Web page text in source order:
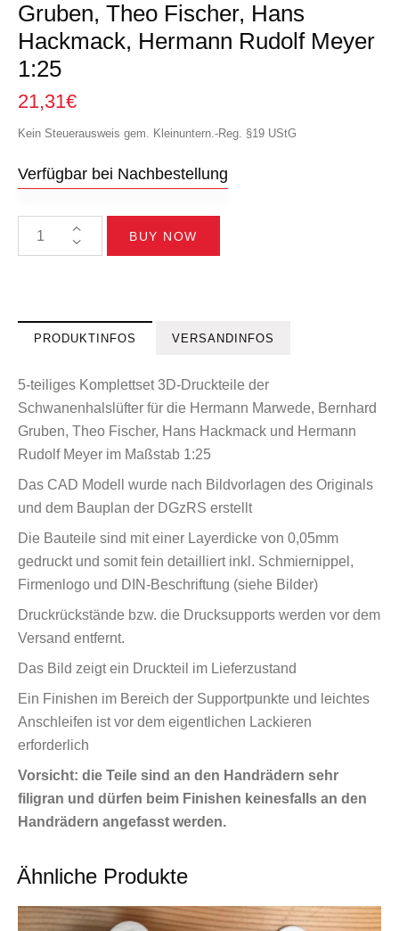
Gruben, Theo Fischer, Hans
Hackmack, Hermann Rudolf Meyer
1:25
21,31€
Kein Steuerausweis gem. Kleinuntern.-Reg. §19 UStG
Verfügbar bei Nachbestellung
BUY NOW
PRODUKTINFOS VERSANDINFOS
5-teiliges Komplettset 3D-Druckteile der
Schwanenhalslüfter für die Hermann Marwede, Bernhard
Gruben, Theo Fischer, Hans Hackmack und Hermann
Rudolf Meyer im Maßstab 1:25
Das CAD Modell wurde nach Bildvorlagen des Originals
und dem Bauplan der DGzRS erstellt
Die Bauteile sind mit einer Layerdicke von 0,05mm
gedruckt und somit fein detailliert inkl. Schmiernippel,
Firmenlogo und DIN-Beschriftung (siehe Bilder)
Druckrückstände bzw. die Drucksupports werden vor dem
Versand entfernt.
Das Bild zeigt ein Druckteil im Lieferzustand
Ein Finishen im Bereich der Supportpunkte und leichtes
Anschleifen ist vor dem eigentlichen Lackieren
erforderlich
Vorsicht: die Teile sind an den Handrädern sehr
filigran und dürfen beim Finishen keinesfalls an den
Handrädern angefasst werden.
Ähnliche Produkte